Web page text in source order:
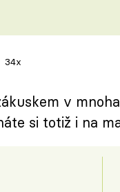
34x
v
si totiž i na